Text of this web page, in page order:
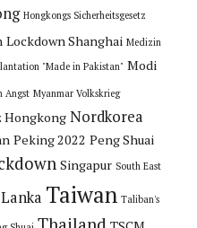
Hongkongs Sicherheitsgesetz
Lockdown Shanghai Medizin
"Made in Pakistan" Modi
Angst Myanmar Volkskrieg
Hongkong Nordkorea
Peking 2022 Peng Shuai
Singapur South East
Taiwan Taliban's